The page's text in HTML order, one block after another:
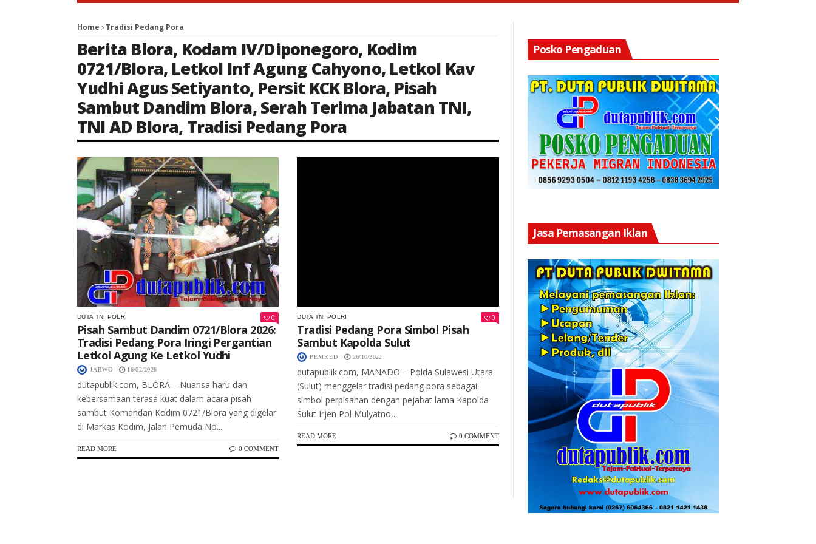
Home Tradisi Pedang Pora
Berita Blora, Kodam IV/Diponegoro, Kodim
0721/Blora, Letkol Inf Agung Cahyono, Letkol Kav
Yudhi Agus Setiyanto, Persit KCK Blora, Pisah
Sambut Dandim Blora,Serah Terima Jabatan TNI,
TNI AD Blora, Tradisi Pedang Pora
Keterangan Gambar: Tradisi Pedang Pora mengiringi prosesi pisah sambut Dandim 0721/Blora di Makodim Blora, Senin (16/2/2026).
DUTA TNI POLRI 0
Pisah Sambut Dandim 0721/Blora 2026:
Tradisi Pedang Pora Iringi Pergantian
Letkol Agung Ke Letkol Yudhi
JARWO 16/02/2026
dutapublik.com, BLORA – Nuansa haru dan
kebersamaan terasa kuat dalam acara pisah
sambut Komandan Kodim 0721/Blora yang digelar
di Markas Kodim, Jalan Pemuda No....
READ MORE 0 COMMENT
Keterangan Gambar: Tradisi Pedang Pora Pisah Sambut Kapolda Sulut
DUTA TNI POLRI 0
Tradisi Pedang Pora Simbol Pisah
Sambut Kapolda Sulut
PEMRED 26/10/2022
dutapublik.com, MANADO – Polda Sulawesi Utara
(Sulut) menggelar tradisi pedang pora sebagai
simbol perpisahan dengan pejabat lama Kapolda
Sulut Irjen Pol Mulyatno,...
READ MORE 0 COMMENT
Posko Pengaduan
Jasa Pemasangan Iklan